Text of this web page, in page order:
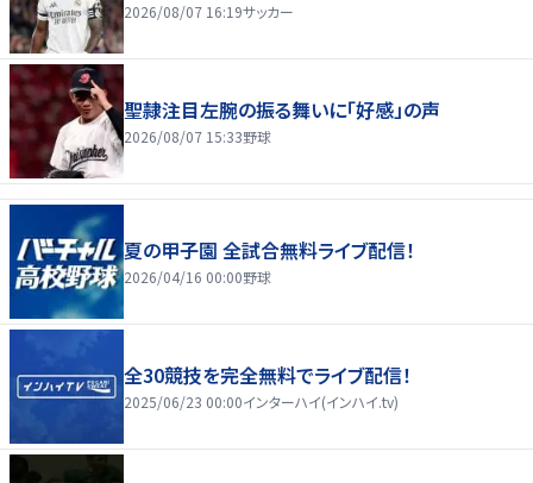
2026/08/07 16:19サッカー
聖隷注目左腕の振る舞いに「好感」の声
2026/08/07 15:33野球
夏の甲子園 全試合無料ライブ配信！
2026/04/16 00:00野球
全30競技を完全無料でライブ配信！
2025/06/23 00:00インターハイ(インハイ.tv)